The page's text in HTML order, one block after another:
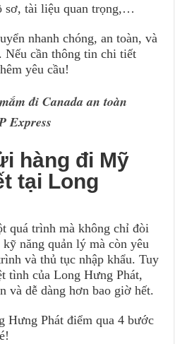
sơ, tài liệu quan trọng,…
nhanh chóng, an toàn, và
Nếu cần thông tin chi tiết
yêu cầu!
đi Canada an toàn
Express
hàng đi Mỹ
tại Long
quá trình mà không chỉ đòi
năng quản lý mà còn yêu
và thủ tục nhập khẩu. Tuy
tình của Long Hưng Phát,
và dễ dàng hơn bao giờ hết.
Hưng Phát điểm qua 4 bước